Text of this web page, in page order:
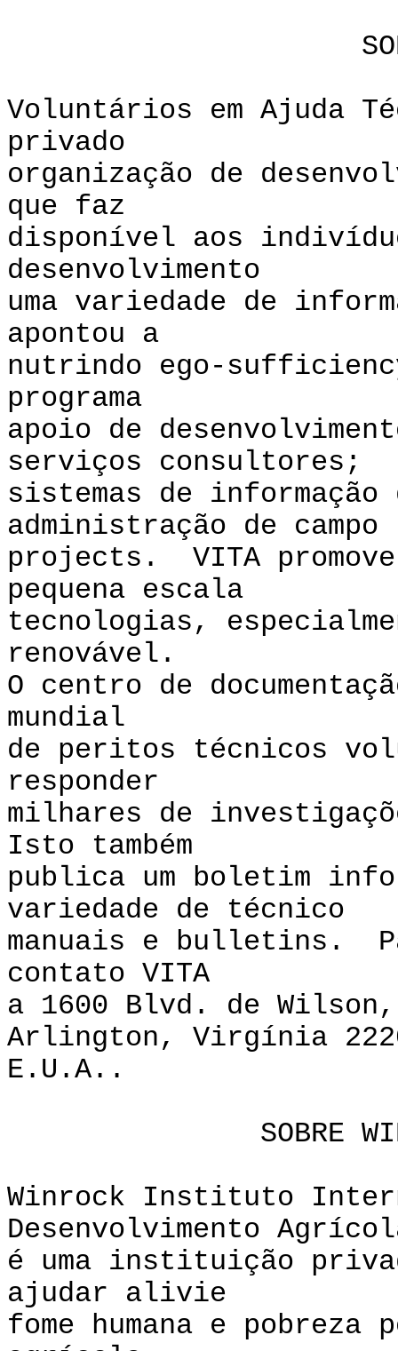
SOBRE
Voluntários em Ajuda
privado
organização de
que faz
disponível aos
desenvolvimento
uma variedade de
apontou a
nutrindo ego-
programa
apoio de
serviços consultores;
sistemas de
administração de campo
projects. VITA
pequena escala
tecnologias,
renovável.
O centro de
mundial
de peritos técnicos
responder
milhares de
Isto também
publica um boletim
variedade de técnico
manuais e bulletins.
contato VITA
a 1600 Blvd. de
Arlington, Virgínia
E.U.A..
SOBRE WINROCK
Winrock Instituto
Desenvolvimento
é uma instituição
ajudar alivie
fome humana e pobreza